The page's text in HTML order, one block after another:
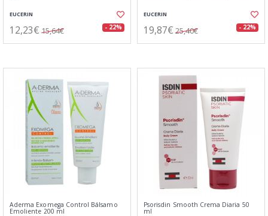
EUCERIN
12,23€ 15,64€ - 22%
EUCERIN
19,87€ 25,40€ - 22%
Aderma Exomega Control Bálsamo
Emoliente 200 ml
Psorisdin Smooth Crema Diaria 50
ml